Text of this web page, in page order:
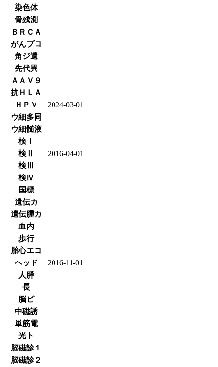
染色体
骨残測
ＢＲＣＡ
がんプロ
角ジ遺
先代異
ＡＡＶ９
抗ＨＬＡ
ＨＰＶ
2024-03-01
ウ細多同
ウ細髄液
検Ⅰ
検Ⅱ
2016-04-01
検Ⅲ
検Ⅳ
国標
遺伝カ
遺伝腫カ
血内
歩行
胎心エコ
ヘッド
2016-11-01
人膵
長
脳ビ
中磁誘
単筋電
光ト
脳磁診１
脳磁診２